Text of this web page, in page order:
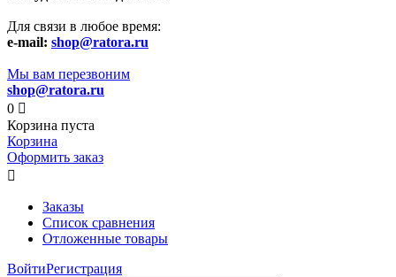
Для связи в любое время:
e-mail: shop@ratora.ru
Мы вам перезвоним
shop@ratora.ru
0 
Корзина пуста
Корзина
Оформить заказ

Заказы
Список сравнения
Отложенные товары
ВойтиРегистрация